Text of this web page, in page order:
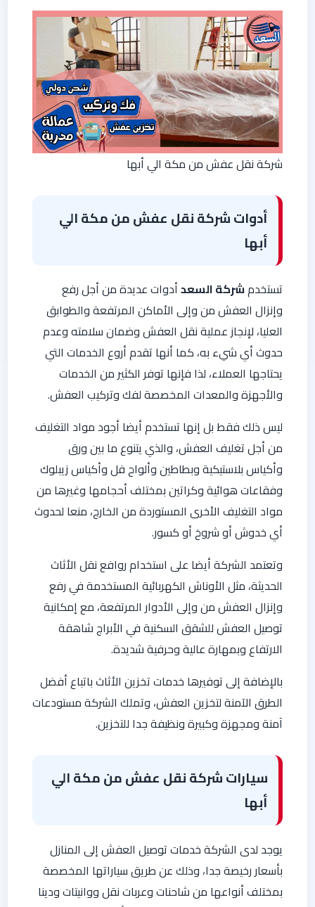
شركة نقل عفش من مكة الي أبها
أدوات شركة نقل عفش من مكة الي
أبها
تستخدمشركة السعدأدوات عديدة من أجل رفع
وإنزال العفش من وإلى الأماكن المرتفعة والطوابق
العليا، لإنجاز عملية نقل العفش وضمان سلامته وعدم
حدوث أي شيء به، كما أنها تقدم أروع الخدمات التي
يحتاجها العملاء، لذا فإنها توفر الكثير من الخدمات
والأجهزة والمعدات المخصصة لفك وتركيب العفش.
ليس ذلك فقط بل إنها تستخدم أيضا أجود مواد التغليف
من أجل تغليف العفش، والذي يتنوع ما بين ورق
وأكياس بلاستيكية وبطاطين وألواح فل وأكياس زيبلوك
وفقاعات هوائية وكراتين بمختلف أحجامها وغيرها من
مواد التغليف الأخرى المستوردة من الخارج، منعا لحدوث
أي خدوش أو شروخ أو كسور.
وتعتمد الشركة أيضا على استخدام روافع نقل الأثاث
الحديثة، مثل الأوناش الكهربائية المستخدمة في رفع
وإنزال العفش من وإلى الأدوار المرتفعة، مع إمكانية
توصيل العفش للشقق السكنية في الأبراج شاهقة
الارتفاع وبمهارة عالية وحرفية شديدة.
بالإضافة إلى توفيرها خدمات تخزين الأثاث باتباع أفضل
الطرق الآمنة لتخزين العفش، وتملك الشركة مستودعات
آمنة ومجهزة وكبيرة ونظيفة جدا للتخزين.
سيارات شركة نقل عفش من مكة الي
أبها
يوجد لدى الشركة خدمات توصيل العفش إلى المنازل
بأسعار رخيصة جدا، وذلك عن طريق سياراتها المخصصة
بمختلف أنواعها من شاحنات وعربات نقل ووانيتات ودينا